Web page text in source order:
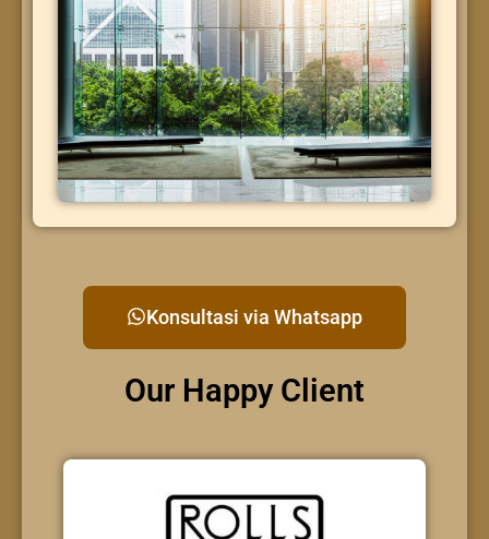
Konsultasi via Whatsapp
Our Happy Client